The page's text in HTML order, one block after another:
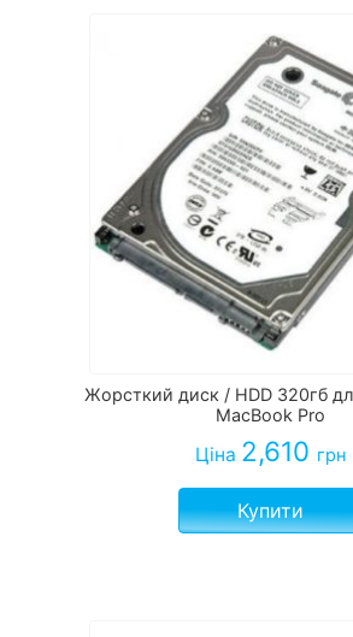
Жорсткий диск / HDD 320гб
MacBook Pro
Ціна 2,610 грн
Купити